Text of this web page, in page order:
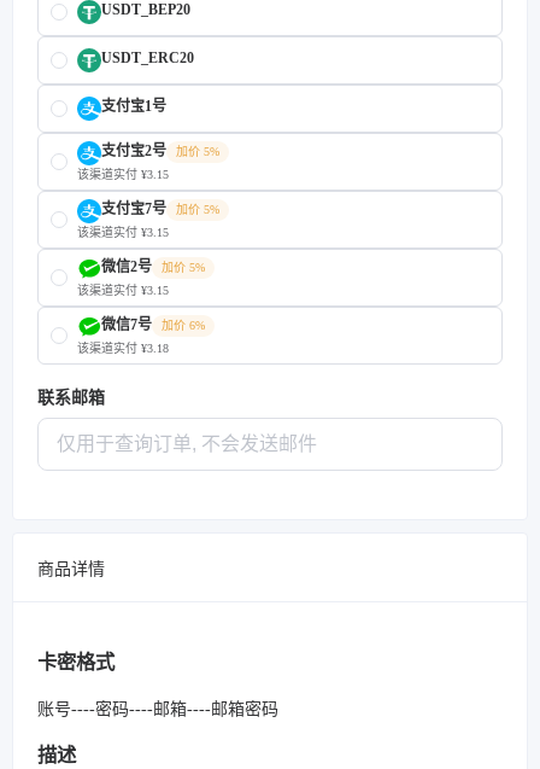
USDT_BEP20
USDT_ERC20
支付宝1号
支付宝2号
加价 5%
该渠道实付 ¥3.15
支付宝7号
加价 5%
该渠道实付 ¥3.15
微信2号
加价 5%
该渠道实付 ¥3.15
微信7号
加价 6%
该渠道实付 ¥3.18
联系邮箱
商品详情
卡密格式
账号----密码----邮箱----邮箱密码
描述